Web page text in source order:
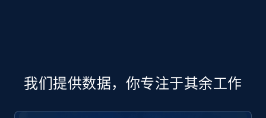
Manufacturer url, and more.
eCommerce
我们提供数据，你专注于其余工作